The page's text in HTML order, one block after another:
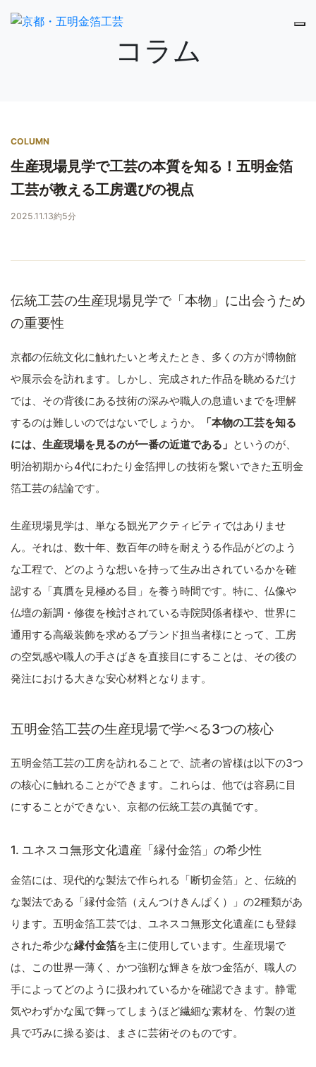
コラム
COLUMN
生産現場見学で工芸の本質を知る！五明金箔
工芸が教える工房選びの視点
2025.11.13約5分
伝統工芸の生産現場見学で「本物」に出会うため
の重要性
京都の伝統文化に触れたいと考えたとき、多くの方が博物館
や展示会を訪れます。しかし、完成された作品を眺めるだけ
では、その背後にある技術の深みや職人の息遣いまでを理解
するのは難しいのではないでしょうか。
「本物の工芸を知る
には、生産現場を見るのが一番の近道である」 というのが、
明治初期から4代にわたり金箔押しの技術を繋いできた五明金
箔工芸の結論です。
生産現場見学は、単なる観光アクティビティではありませ
ん。それは、数十年、数百年の時を耐えうる作品がどのよう
な工程で、どのような想いを持って生み出されているかを確
認する「真贋を見極める目」を養う時間です。特に、仏像や
仏壇の新調・修復を検討されている寺院関係者様や、世界に
通用する高級装飾を求めるブランド担当者様にとって、工房
の空気感や職人の手さばきを直接目にすることは、その後の
発注における大きな安心材料となります。
五明金箔工芸の生産現場で学べる3つの核心
五明金箔工芸の工房を訪れることで、読者の皆様は以下の3つ
の核心に触れることができます。これらは、他では容易に目
にすることができない、京都の伝統工芸の真髄です。
1. ユネスコ無形文化遺産「縁付金箔」の希少性
金箔には、現代的な製法で作られる「断切金箔」と、伝統的
な製法である「縁付金箔（えんつけきんぱく）」の2種類があ
ります。五明金箔工芸では、ユネスコ無形文化遺産にも登録
された希少な縁付金箔を主に使用しています。生産現場で
は、この世界一薄く、かつ強靭な輝きを放つ金箔が、職人の
手によってどのように扱われているかを確認できます。静電
気やわずかな風で舞ってしまうほど繊細な素材を、竹製の道
具で巧みに操る姿は、まさに芸術そのものです。